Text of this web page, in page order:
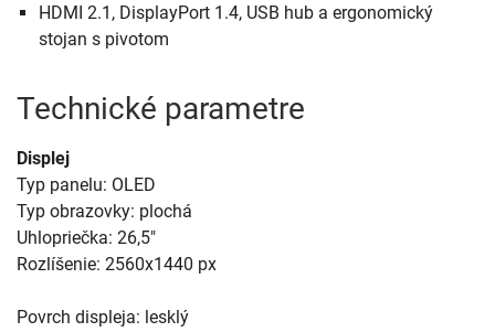
HDMI 2.1, DisplayPort 1.4, USB hub a ergonomický
stojan s pivotom
Technické parametre
Displej
Typ panelu: OLED
Typ obrazovky: plochá
Uhlopriečka: 26,5"
Rozlíšenie: 2560x1440 px
Povrch displeja: lesklý